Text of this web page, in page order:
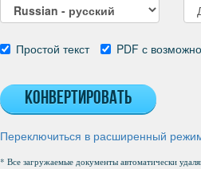
Простой текст PDF с
Конвертировать
Переключиться в расширенный
* Все загружаемые документы автоматически